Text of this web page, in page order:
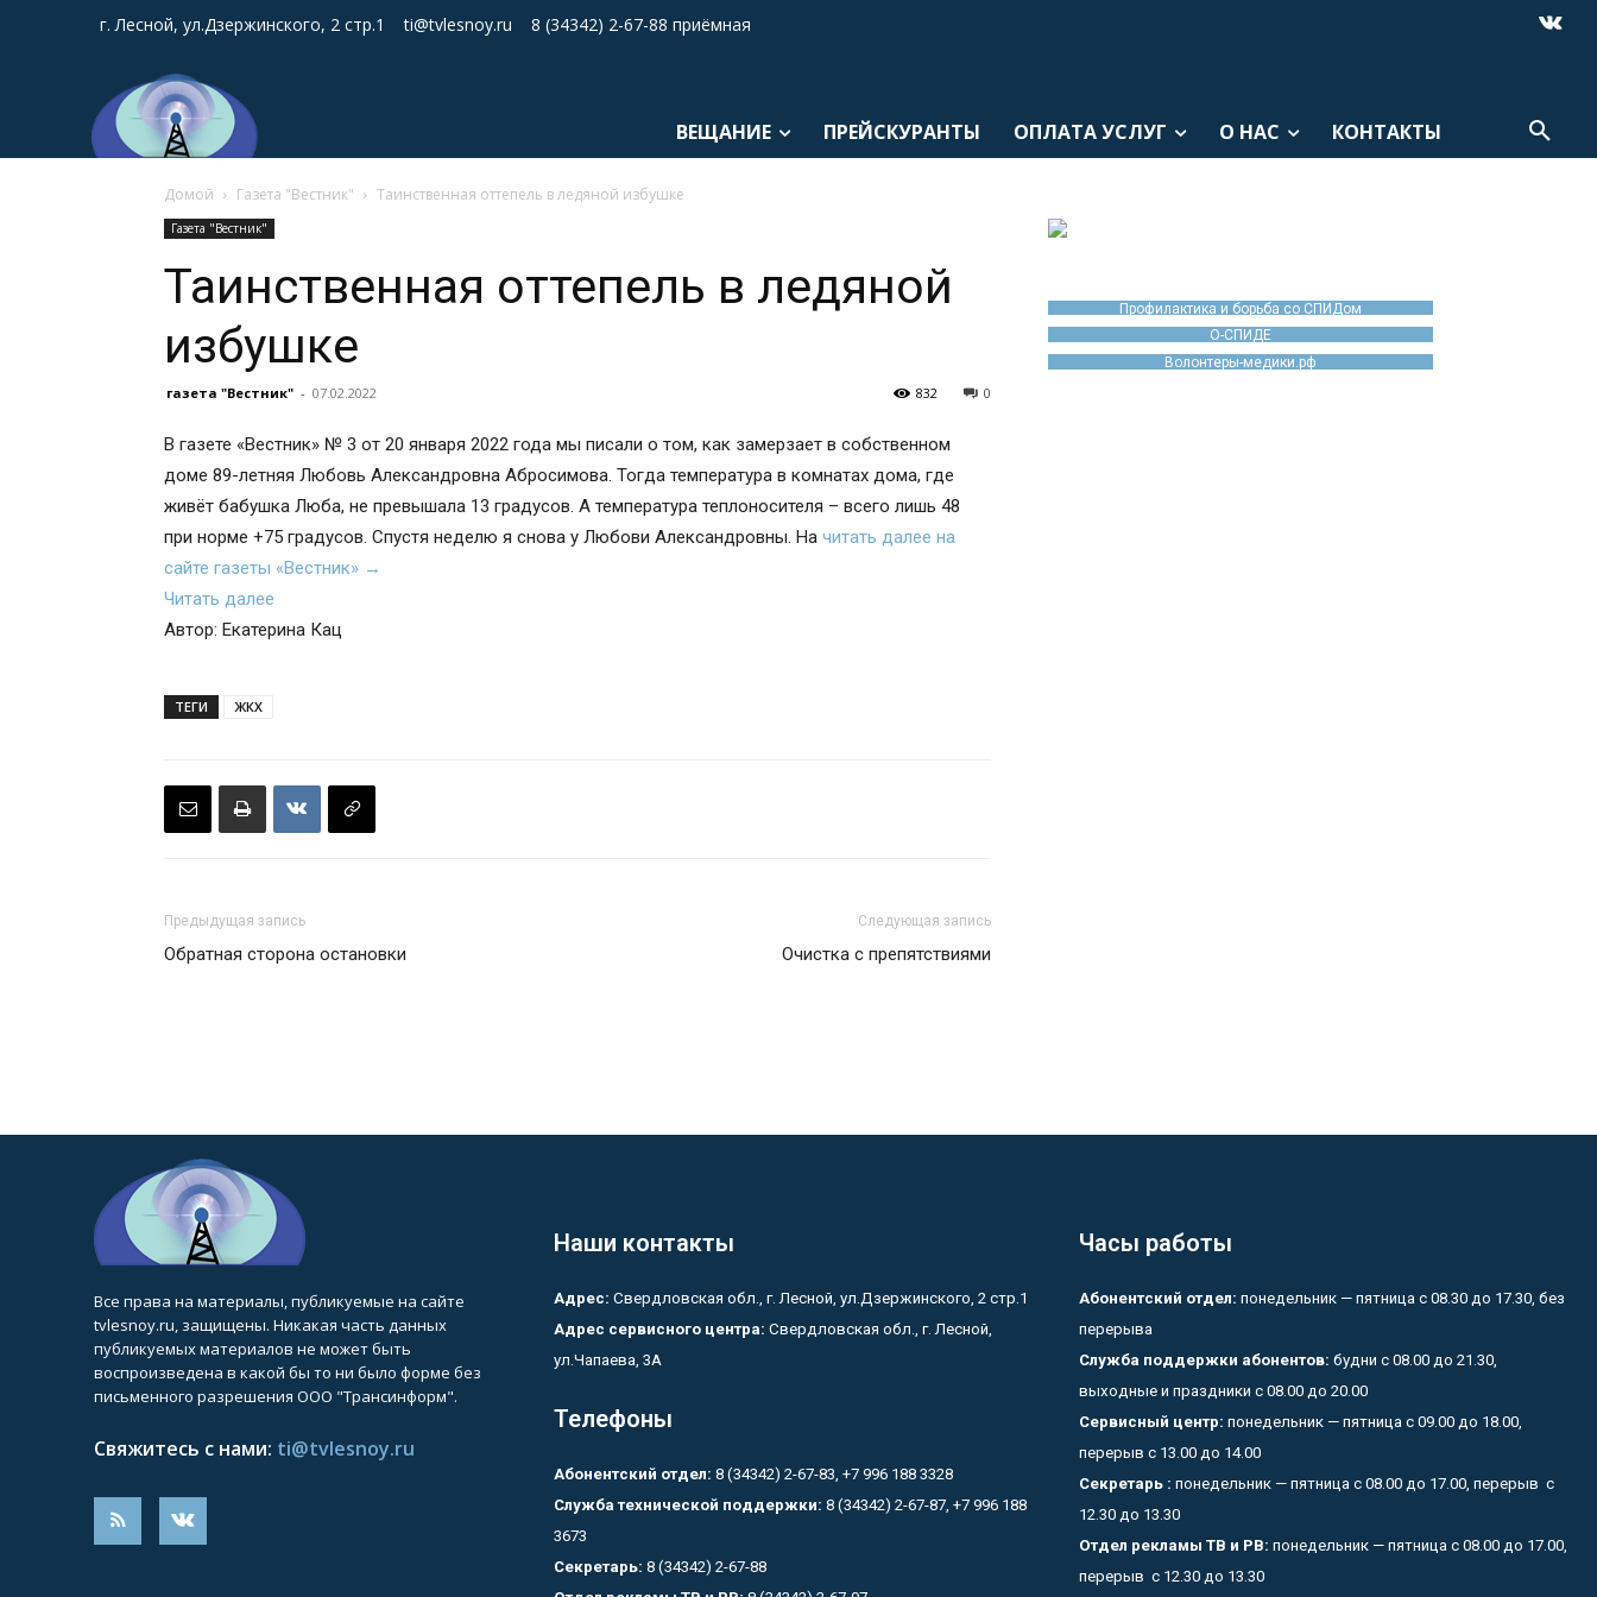
г. Лесной, ул.Дзержинского, 2 стр.1 ti@tvlesnoy.ru 8 (34342) 2-67-88 приёмная
ВЕЩАНИЕ ПРЕЙСКУРАНТЫ ОПЛАТА УСЛУГ О НАС КОНТАКТЫ
Домой Газета "Вестник" Таинственная оттепель в ледяной избушке
Газета "Вестник"
Таинственная оттепель в ледяной
избушке
газета "Вестник" - 07.02.2022 0
832
В газете «Вестник» № 3 от 20 января 2022 года мы писали о том, как замерзает в собственном
доме 89-летняя Любовь Александровна Абросимова. Тогда температура в комнатах дома, где
живёт бабушка Люба, не превышала 13 градусов. А температура теплоносителя – всего лишь 48
при норме +75 градусов. Спустя неделю я снова у Любови Александровны. На читать далее на
сайте газеты «Вестник» →
Читать далее
Автор: Екатерина Кац
ТЕГИ ЖКХ
Предыдущая запись
Обратная сторона остановки
Следующая запись
Очистка с препятствиями
Профилактика и борьба со СПИДом
О-СПИДЕ
Волонтеры-медики.рф
Все права на материалы, публикуемые на сайте
tvlesnoy.ru, защищены. Никакая часть данных
публикуемых материалов не может быть
воспроизведена в какой бы то ни было форме без
письменного разрешения ООО "Трансинформ".
Свяжитесь с нами: ti@tvlesnoy.ru
Наши контакты
Адрес: Свердловская обл., г. Лесной, ул.Дзержинского, 2 стр.1
Адрес сервисного центра: Свердловская обл., г. Лесной,
ул.Чапаева, 3А
Телефоны
Абонентский отдел: 8 (34342) 2-67-83, +7 996 188 3328
Служба технической поддержки: 8 (34342) 2-67-87, +7 996 188
3673
Секретарь: 8 (34342) 2-67-88
Часы работы
Абонентский отдел: понедельник — пятница с 08.30 до 17.30, без
перерыва
Служба поддержки абонентов: будни с 08.00 до 21.30,
выходные и праздники с 08.00 до 20.00
Сервисный центр: понедельник — пятница с 09.00 до 18.00,
перерыв с 13.00 до 14.00
Секретарь : понедельник — пятница с 08.00 до 17.00, перерыв с
12.30 до 13.30
Отдел рекламы ТВ и РВ: понедельник — пятница с 08.00 до 17.00,
перерыв с 12.30 до 13.30